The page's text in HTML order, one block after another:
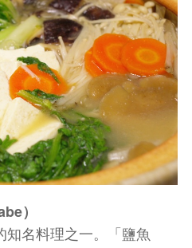
）
知名料理之一。「鹽魚